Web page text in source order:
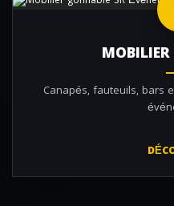
Canapés, fauteuils, bars